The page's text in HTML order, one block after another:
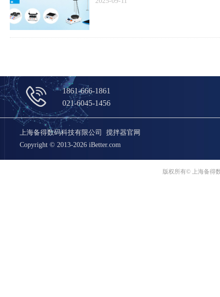
1861-666-1861
021-6045-1456
上海备得数码科技有限公司 搅拌器官网
Copyright © 2013-2026 iBetter.com
版权所有© 上海备得